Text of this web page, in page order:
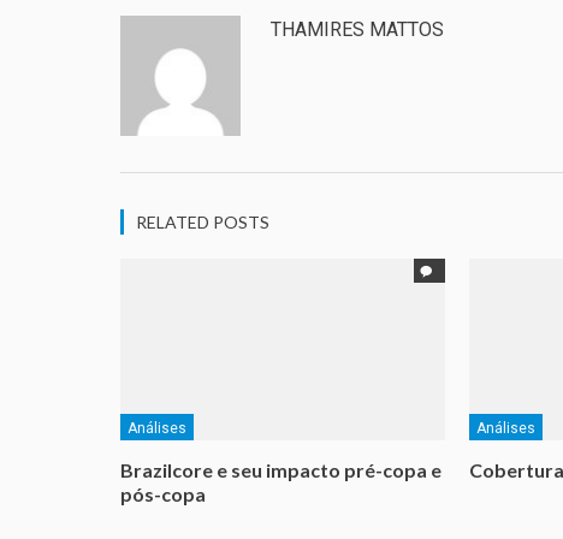
THAMIRES MATTOS
RELATED POSTS
Análises
Brazilcore e seu impacto pré-copa e
pós-copa
Análises